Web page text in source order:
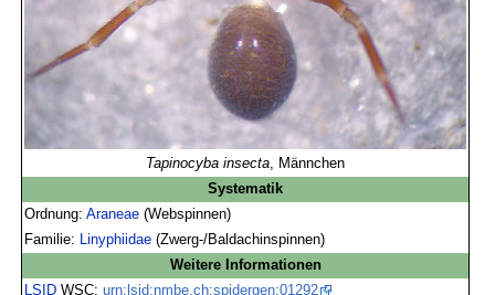
Tapinocyba insecta , Männchen
Systematik
Ordnung:Araneae (Webspinnen)
Familie:
Linyphiidae (Zwerg-/Baldachinspinnen)
Weitere Informationen
LSID WSC:urn:lsid:nmbe.ch:spidergen:01292